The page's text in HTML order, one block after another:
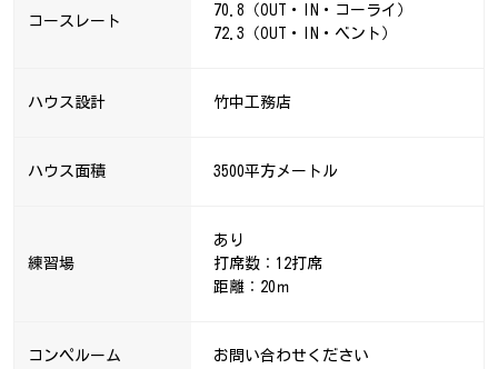
コースレート
70.8（OUT・IN・コーライ）
72.3（OUT・IN・ベント）
ハウス設計 竹中工務店
ハウス面積 3500平方メートル
練習場
あり
打席数：12打席
距離：20ｍ
コンペルーム お問い合わせください